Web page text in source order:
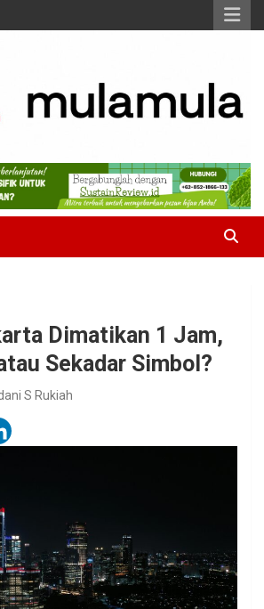
Dimatikan 1 Jam,
Sekadar Simbol?
S Rukiah